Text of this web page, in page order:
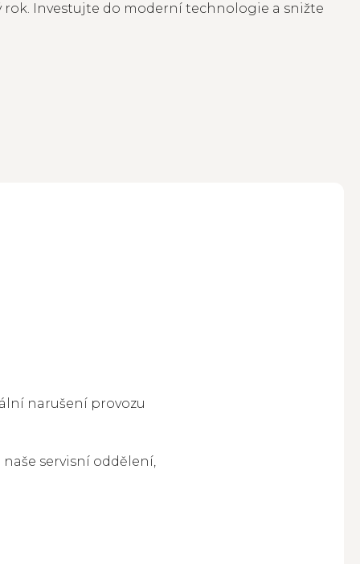
Investujte do moderní technologie a snižte
narušení provozu
servisní oddělení,